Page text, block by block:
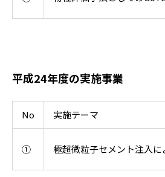
平成24年度の実施事業
No 実施テーマ
① 極超微粒子セメント注入